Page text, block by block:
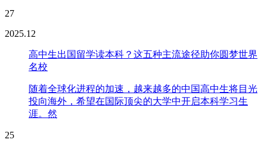
27
2025.12
高中生出国留学读本科？这五种主流途径助你圆梦世界
名校
随着全球化进程的加速，越来越多的中国高中生将目光
投向海外，希望在国际顶尖的大学中开启本科学习生
涯。然
25